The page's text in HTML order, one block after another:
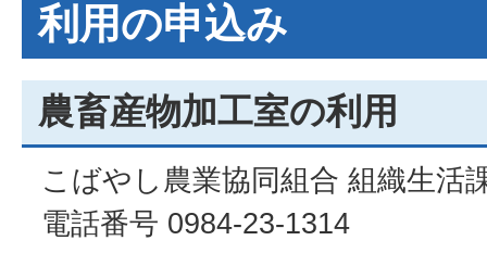
利用の申込み
農畜産物加工室の利用
こばやし農業協同組合 組織生活
電話番号 0984-23-1314